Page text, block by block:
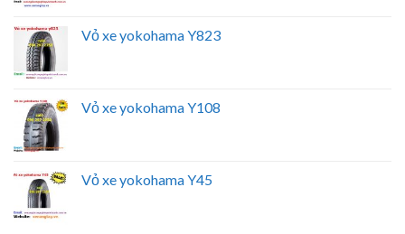
Vỏ xe yokohama Y823
Vỏ xe yokohama Y108
Vỏ xe yokohama Y45